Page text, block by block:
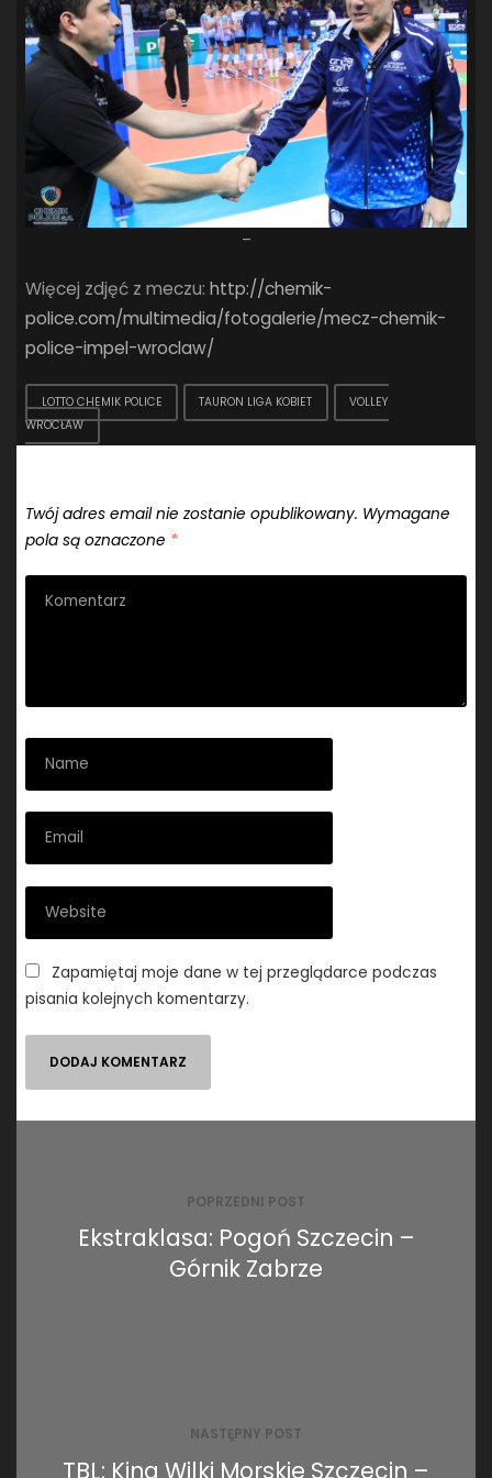
–
Więcej zdjęć z meczu:http://chemik-
police.com/multimedia/fotogalerie/mecz-chemik-
police-impel-wroclaw/
LOTTO CHEMIK POLICE TAURON LIGA KOBIET
VOLLEY
WROCŁAW
Twój adres email nie zostanie opublikowany. Wymagane
pola są oznaczone *
Zapamiętaj moje dane w tej przeglądarce podczas
pisania kolejnych komentarzy.
POPRZEDNI POST
Ekstraklasa: Pogoń Szczecin –
Górnik Zabrze
NASTĘPNY POST
TBL: King Wilki Morskie Szczecin –